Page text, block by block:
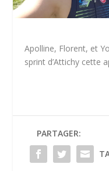
Apolline, Florent, et
sprint d’Attichy cette
PARTAGER: